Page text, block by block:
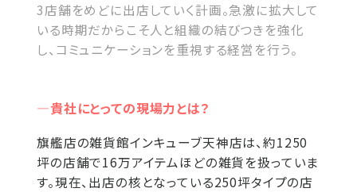
3店舗をめどに出店していく計画。急激に拡大して
いる時期だからこそ人と組織の結びつきを強化
し、コミュニケーションを重視する経営を行う。
―貴社にとっての現場力とは？
旗艦店の雑貨館インキューブ天神店は、約1250
坪の店舗で16万アイテムほどの雑貨を扱っていま
す。現在、出店の核となっている250坪タイプの店